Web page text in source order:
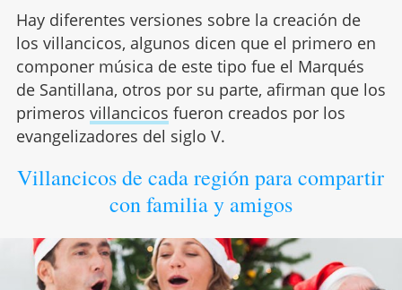
Hay diferentes versiones sobre la creación de
los villancicos, algunos dicen que el primero en
componer música de este tipo fue el Marqués
de Santillana, otros por su parte, afirman que los
primeros villancicos fueron creados por los
evangelizadores del siglo V.
Villancicos de cada región para compartir
con familia y amigos